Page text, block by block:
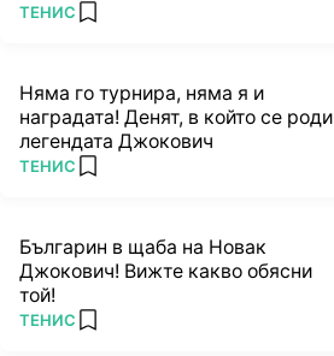
ПОВЕЧЕ ОТ
ТЕНИС add favorites
Няма го турнира, няма я и
наградата! Денят, в който се роди
легендата Джокович
ПОВЕЧЕ ОТ
ТЕНИС add favorites
Българин в щаба на Новак
Джокович! Вижте какво обясни
той!
ПОВЕЧЕ ОТ
ТЕНИС add favorites